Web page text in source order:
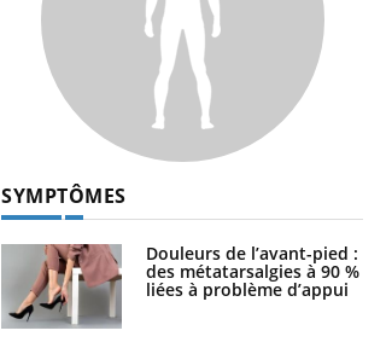
SYMPTÔMES
Douleurs de l’avant-pied :
des métatarsalgies à 90 %
liées à problème d’appui